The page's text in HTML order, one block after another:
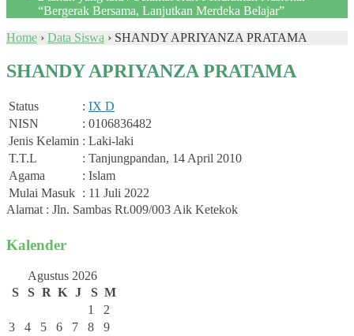
“Bergerak Bersama, Lanjutkan Merdeka Belajar”
Home › Data Siswa › SHANDY APRIYANZA PRATAMA
SHANDY APRIYANZA PRATAMA
Status : IX D
NISN
: 0106836482
Jenis Kelamin : Laki-laki
T.T.L
: Tanjungpandan, 14 April 2010
Agama
: Islam
Mulai Masuk : 11 Juli 2022
Alamat : Jln. Sambas Rt.009/003 Aik Ketekok
Kalender
Agustus 2026
S
S R K J S M
1
2
3
4 5 6 7 8
9